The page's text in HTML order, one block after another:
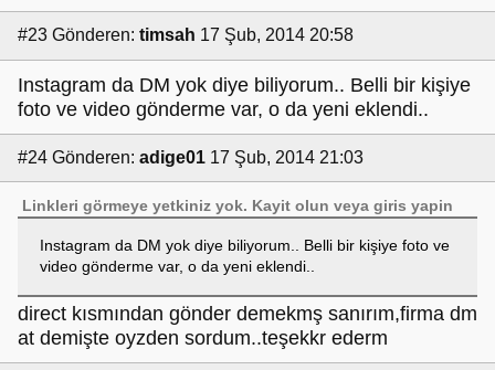
#23 Gönderen: timsah 17 Şub, 2014 20:58
Instagram da DM yok diye biliyorum.. Belli bir kişiye
foto ve video gönderme var, o da yeni eklendi..
#24 Gönderen: adige01 17 Şub, 2014 21:03
Linkleri görmeye yetkiniz yok. Kayit olun veyagiris yapin
Instagram da DM yok diye biliyorum.. Belli bir kişiye foto ve
video gönderme var, o da yeni eklendi..
direct kısmından gönder demekmş sanırım,firma dm
at demişte oyzden sordum..teşekkr ederm